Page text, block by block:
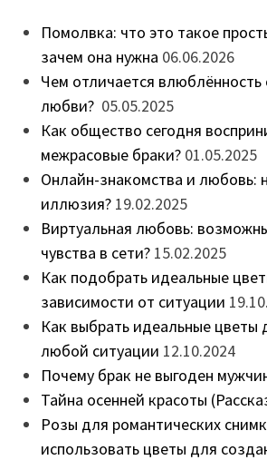
Помолвка: что это такое
зачем она нужна 06.06.2026
Чем отличается
любви? 05.05.2025
Как общество сегодня
межрасовые браки? 01.05.2025
Онлайн-знакомства и любовь:
иллюзия? 19.02.2025
Виртуальная любовь:
чувства в сети? 15.02.2025
Как подобрать идеальные
зависимости от ситуации
Как выбрать идеальные
любой ситуации 12.10.2024
Почему брак не выгоден
Тайна осенней красоты
Розы для романтических
использовать цветы для